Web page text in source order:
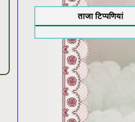
ताजा टिप्पणियां